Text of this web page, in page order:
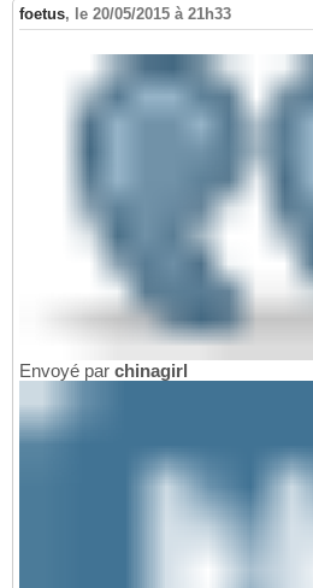
foetus, le 20/05/2015 à 21h33
Envoyé par chinagirl